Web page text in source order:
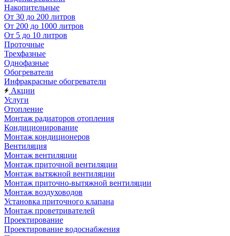
Накопительные
От 30 до 200 литров
От 200 до 1000 литров
От 5 до 10 литров
Проточные
Трехфазные
Однофазные
Обогреватели
Инфракрасные обогреватели
Акции
Услуги
Отопление
Монтаж радиаторов отопления
Кондиционирование
Монтаж кондиционеров
Вентиляция
Монтаж вентиляции
Монтаж приточной вентиляции
Монтаж вытяжной вентиляции
Монтаж приточно-вытяжной вентиляции
Монтаж воздуховодов
Установка приточного клапана
Монтаж проветривателей
Проектирование
Проектирование водоснабжения